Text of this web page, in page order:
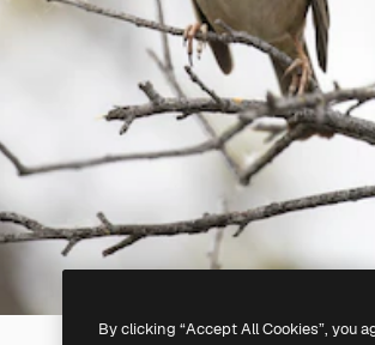
By clicking “Accept All Cookies”, you